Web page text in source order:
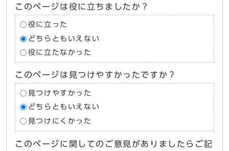
このページは役に立ちましたか？
役に立った
どちらともいえない
役に立たなかった
このページは見つけやすかったですか？
見つけやすかった
どちらともいえない
見つけにくかった
このページに関してのご意見がありましたらご記